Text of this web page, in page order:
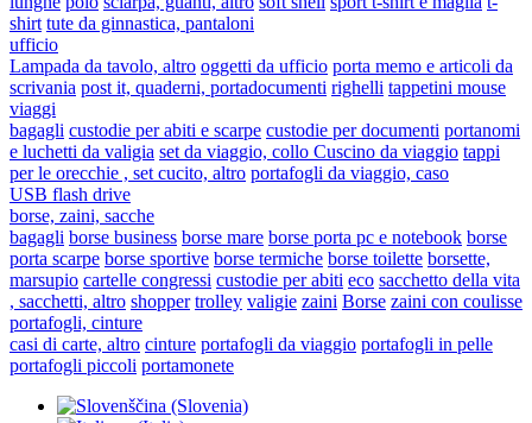
shirt tute da ginnastica, pantaloni
ufficio
Lampada da tavolo, altro oggetti da ufficio porta memo e articoli da
scrivania post it, quaderni, portadocumenti righelli tappetini mouse
viaggi
bagagli custodie per abiti e scarpe custodie per documenti portanomi
e luchetti da valigia set da viaggio, collo Cuscino da viaggio tappi
per le orecchie , set cucito, altro portafogli da viaggio, caso
USB flash drive
borse, zaini, sacche
bagagli borse business borse mare borse porta pc e notebook borse
porta scarpe borse sportive borse termiche borse toilette borsette,
marsupio cartelle congressi custodie per abiti eco sacchetto della vita
, sacchetti, altro shopper trolley valigie zaini Borse zaini con coulisse
portafogli, cinture
casi di carte, altro cinture portafogli da viaggio portafogli in pelle
portafogli piccoli portamonete